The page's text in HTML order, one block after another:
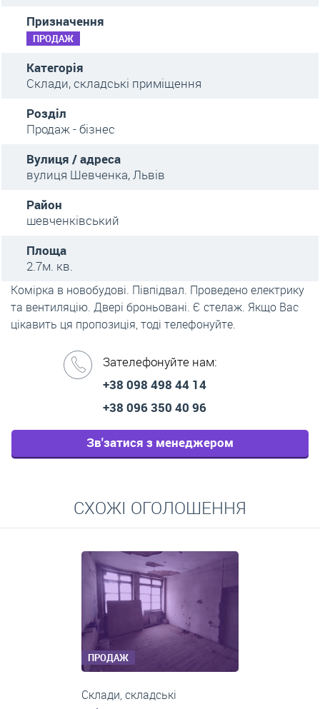
Призначення
ПРОДАЖ
Категорія
Склади, складські приміщення
Розділ
Продаж - бізнес
Вулиця / адреса
вулиця Шевченка, Львів
Район
шевченківський
Площа
2.7м. кв.
Комірка в новобудові. Півпідвал. Проведено електрику
та вентиляцію. Двері броньовані. Є стелаж. Якщо Вас
цікавить ця пропозиція, тоді телефонуйте.
Зателефонуйте нам:
+38 098 498 44 14
+38 096 350 40 96
Зв'затися з менеджером
СХОЖІ ОГОЛОШЕННЯ
ПРОДАЖ
Склади, складські